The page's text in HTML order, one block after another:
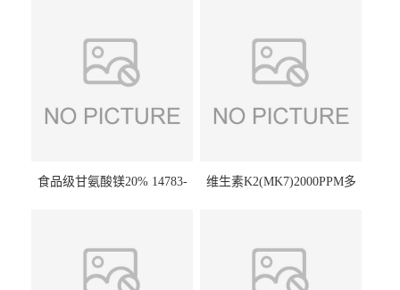
食品级甘氨酸镁20% 14783-
维生素K2(MK7)2000PPM多